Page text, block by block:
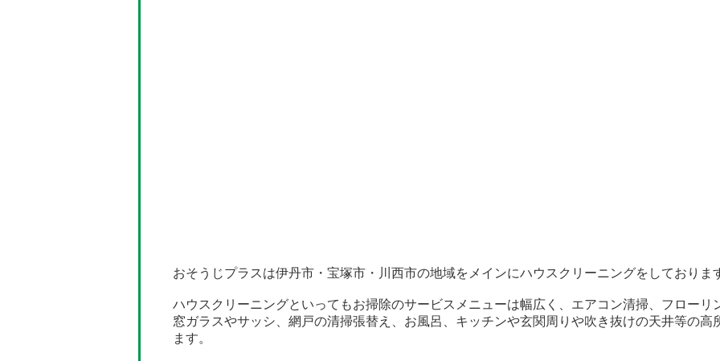
おそうじプラスは伊丹市・宝塚市・川西市の地域をメインにハウスクリーニングをしておりま
ハウスクリーニングといってもお掃除のサービスメニューは幅広く、エアコン清掃、フローリ
窓ガラスやサッシ、網戸の清掃張替え、お風呂、キッチンや玄関周りや吹き抜けの天井等の高
ます。